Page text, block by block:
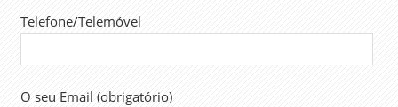
SINTAP
SUPERIORES
TPRS
Telefone/Telemóvel
O seu Email (obrigatório)